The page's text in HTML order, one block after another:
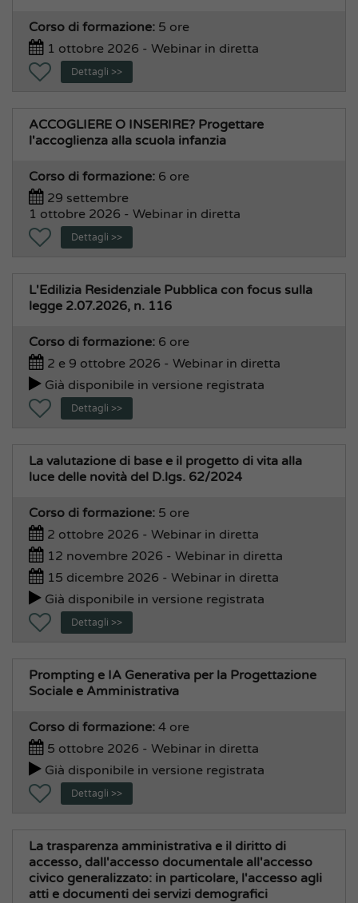
Corso di formazione: 5 ore
1 ottobre 2026 - Webinar in diretta
Dettagli >>
ACCOGLIERE O INSERIRE? Progettare
l'accoglienza alla scuola infanzia
Corso di formazione: 6 ore
29 settembre
1 ottobre 2026 - Webinar in diretta
Dettagli >>
L'Edilizia Residenziale Pubblica con focus sulla
legge 2.07.2026, n. 116
Corso di formazione: 6 ore
2 e 9 ottobre 2026 - Webinar in diretta
Già disponibile in versione registrata
Dettagli >>
La valutazione di base e il progetto di vita alla
luce delle novità del D.lgs. 62/2024
Corso di formazione: 5 ore
2 ottobre 2026 - Webinar in diretta
12 novembre 2026 - Webinar in diretta
15 dicembre 2026 - Webinar in diretta
Già disponibile in versione registrata
Dettagli >>
Prompting e IA Generativa per la Progettazione
Sociale e Amministrativa
Corso di formazione: 4 ore
5 ottobre 2026 - Webinar in diretta
Già disponibile in versione registrata
Dettagli >>
La trasparenza amministrativa e il diritto di
accesso, dall'accesso documentale all'accesso
civico generalizzato: in particolare, l'accesso agli
atti e documenti dei servizi demografici